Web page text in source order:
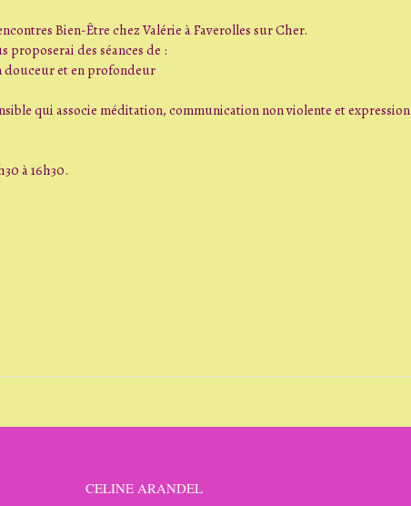
Bien-Être chez Valérie à Faverolles sur Cher.
proposerai des séances de :
douceur et en profondeur
qui associe méditation, communication non violente et expression
à 16h30.
CELINE ARANDEL